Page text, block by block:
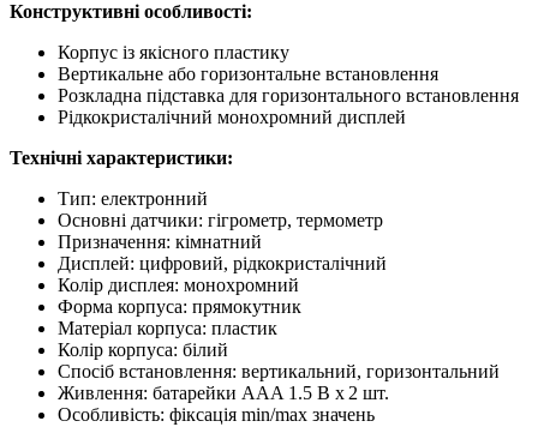
Конструктивні особливості:
Корпус із якісного пластику
Вертикальне або горизонтальне встановлення
Розкладна підставка для горизонтального встановлення
Рідкокристалічний монохромний дисплей
Технічні характеристики:
Тип: електронний
Основні датчики: гігрометр, термометр
Призначення: кімнатний
Дисплей: цифровий, рідкокристалічний
Колір дисплея: монохромний
Форма корпуса: прямокутник
Матеріал корпуса: пластик
Колір корпуса: білий
Спосіб встановлення: вертикальний, горизонтальний
Живлення: батарейки AAA 1.5 В х 2 шт.
Особливість: фіксація min/max значень